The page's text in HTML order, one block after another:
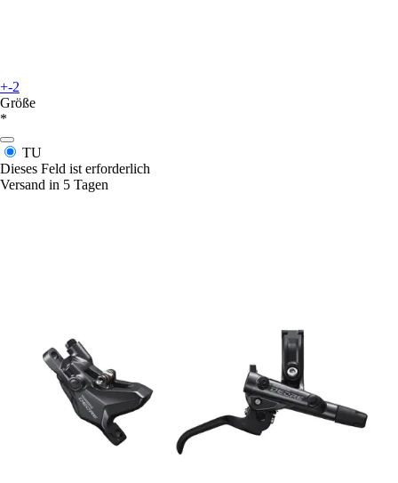
+-2
Größe
*
TU
Dieses Feld ist erforderlich
Versand in 5 Tagen